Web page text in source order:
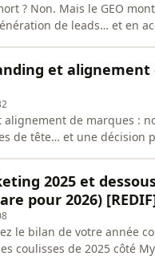
? Non. Mais le GEO
de leads… et en
: que vos
et
alignement de marques :
de tête… et une décision
2025 et
pour 2026)
le bilan de votre année
coulisses de 2025 côté